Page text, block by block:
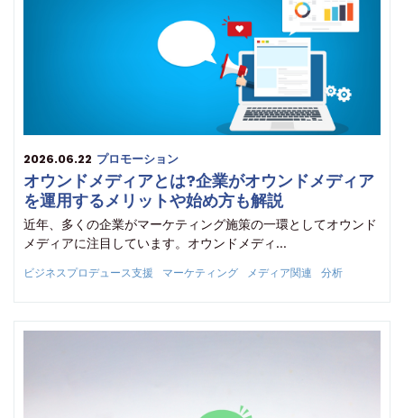
2026.06.22 プロモーション
オウンドメディアとは?企業がオウンドメディア
を運用するメリットや始め方も解説
近年、多くの企業がマーケティング施策の一環としてオウンド
メディアに注目しています。オウンドメディ…
ビジネスプロデュース支援 マーケティング メディア関連 分析